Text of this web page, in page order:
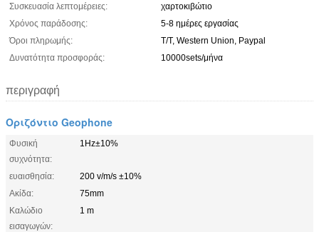
Συσκευασία λεπτομέρειες:
χαρτοκιβώτιο
Χρόνος παράδοσης:
5-8 ημέρες εργασίας
Όροι πληρωμής:
T/T, Western Union, Paypal
Δυνατότητα προσφοράς:
10000sets/μήνα
περιγραφή
Οριζόντιο Geophone
Φυσική
συχνότητα:
1Hz±10%
ευαισθησία:
200 v/m/s ±10%
Ακίδα:
75mm
Καλώδιο
εισαγωγών:
1 m